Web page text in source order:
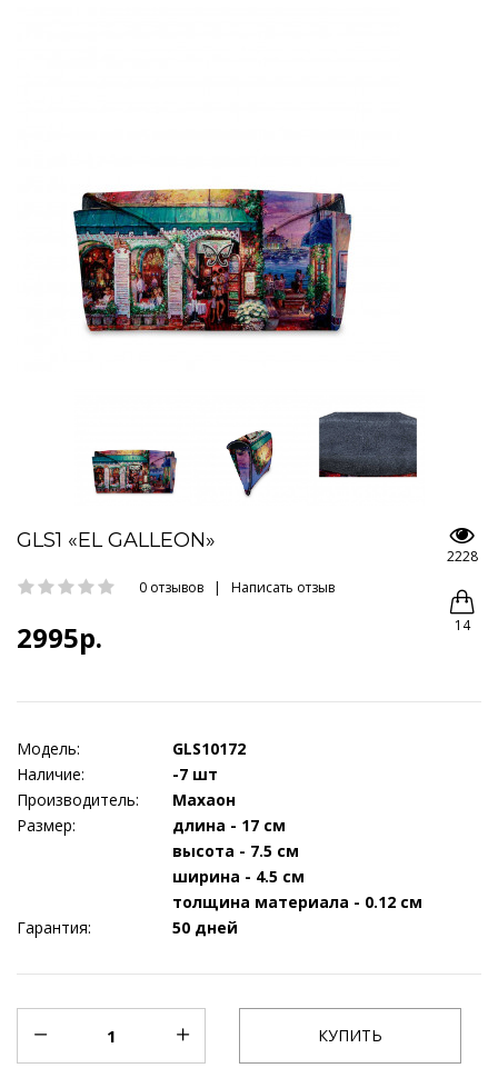
GLS1 «EL GALLEON»
0 отзывов | Написать отзыв
2995р.
2228
14
Модель:
GLS10172
Наличие:
-7 шт
Производитель:
Махаон
Размер:
длина - 17 см
высота - 7.5 см
ширина - 4.5 см
толщина материала - 0.12 см
Гарантия:
50 дней